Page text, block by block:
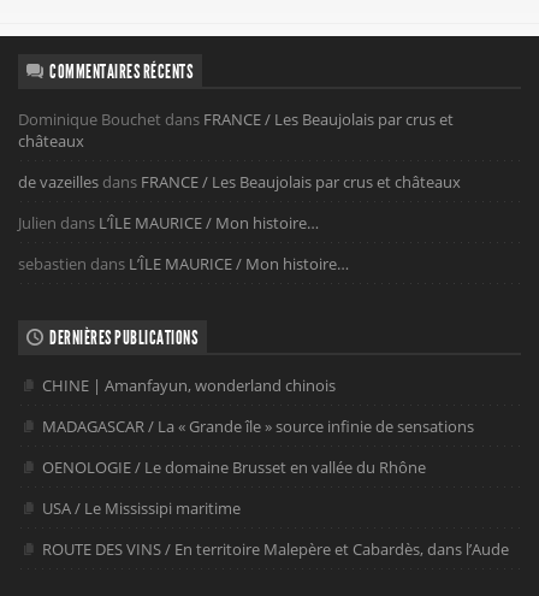
COMMENTAIRES RÉCENTS
Dominique Bouchet dans FRANCE / Les Beaujolais par crus et
châteaux
de vazeilles dans FRANCE / Les Beaujolais par crus et châteaux
Julien dans L’ÎLE MAURICE / Mon histoire…
sebastien dans L’ÎLE MAURICE / Mon histoire…
DERNIÈRES PUBLICATIONS
CHINE | Amanfayun, wonderland chinois
MADAGASCAR / La « Grande île » source infinie de sensations
OENOLOGIE / Le domaine Brusset en vallée du Rhône
USA / Le Mississipi maritime
ROUTE DES VINS / En territoire Malepère et Cabardès, dans l’Aude